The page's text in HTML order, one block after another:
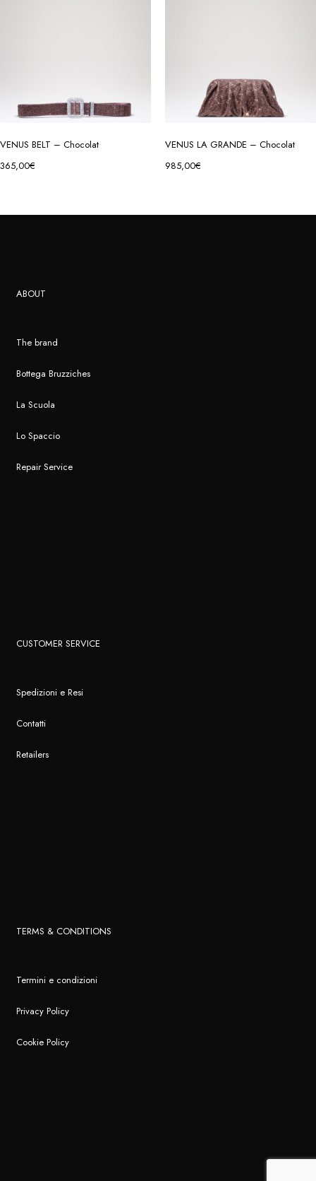
VENUS BELT – Chocolat
365,00€
VENUS LA GRANDE – Chocolat
985,00€
ABOUT
The brand
Bottega Bruzziches
La Scuola
Lo Spaccio
Repair Service
CUSTOMER SERVICE
Spedizioni e Resi
Contatti
Retailers
TERMS & CONDITIONS
Termini e condizioni
Privacy Policy
Cookie Policy